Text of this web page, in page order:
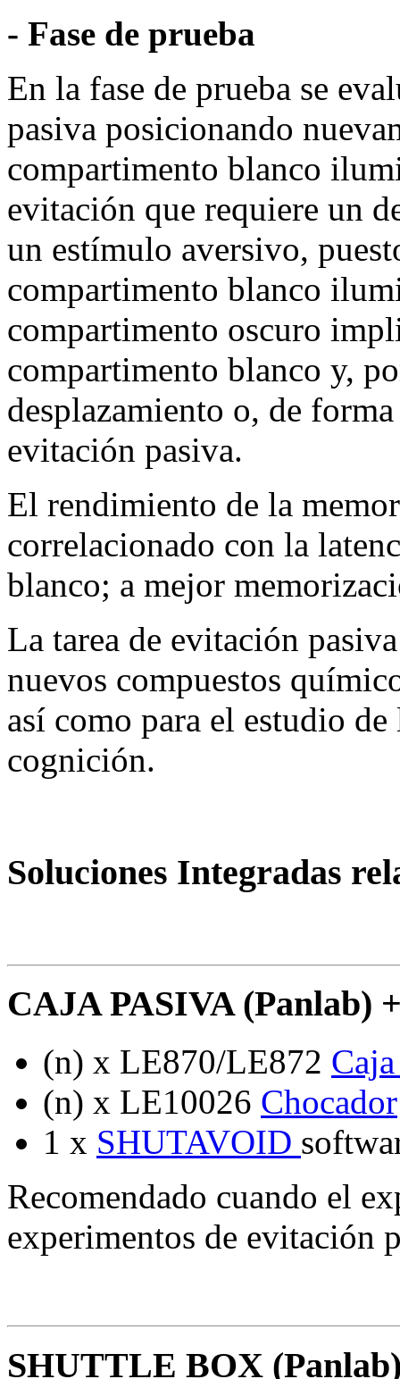
- Fase de prueba
En la fase de prueba se
pasiva posicionando
compartimento blanco
evitación que requiere un
un estímulo aversivo,
compartimento blanco
compartimento oscuro
compartimento blanco y,
desplazamiento o, de
evitación pasiva.
El rendimiento de la
correlacionado con la
blanco; a mejor
La tarea de evitación
nuevos compuestos
así como para el estudio
cognición.
Soluciones Integradas
CAJA PASIVA (Panlab)
(n) x LE870/LE872
(n) x LE10026 Chocador
1 x SHUTAVOID
Recomendado cuando el
experimentos de evitación
SHUTTLE BOX